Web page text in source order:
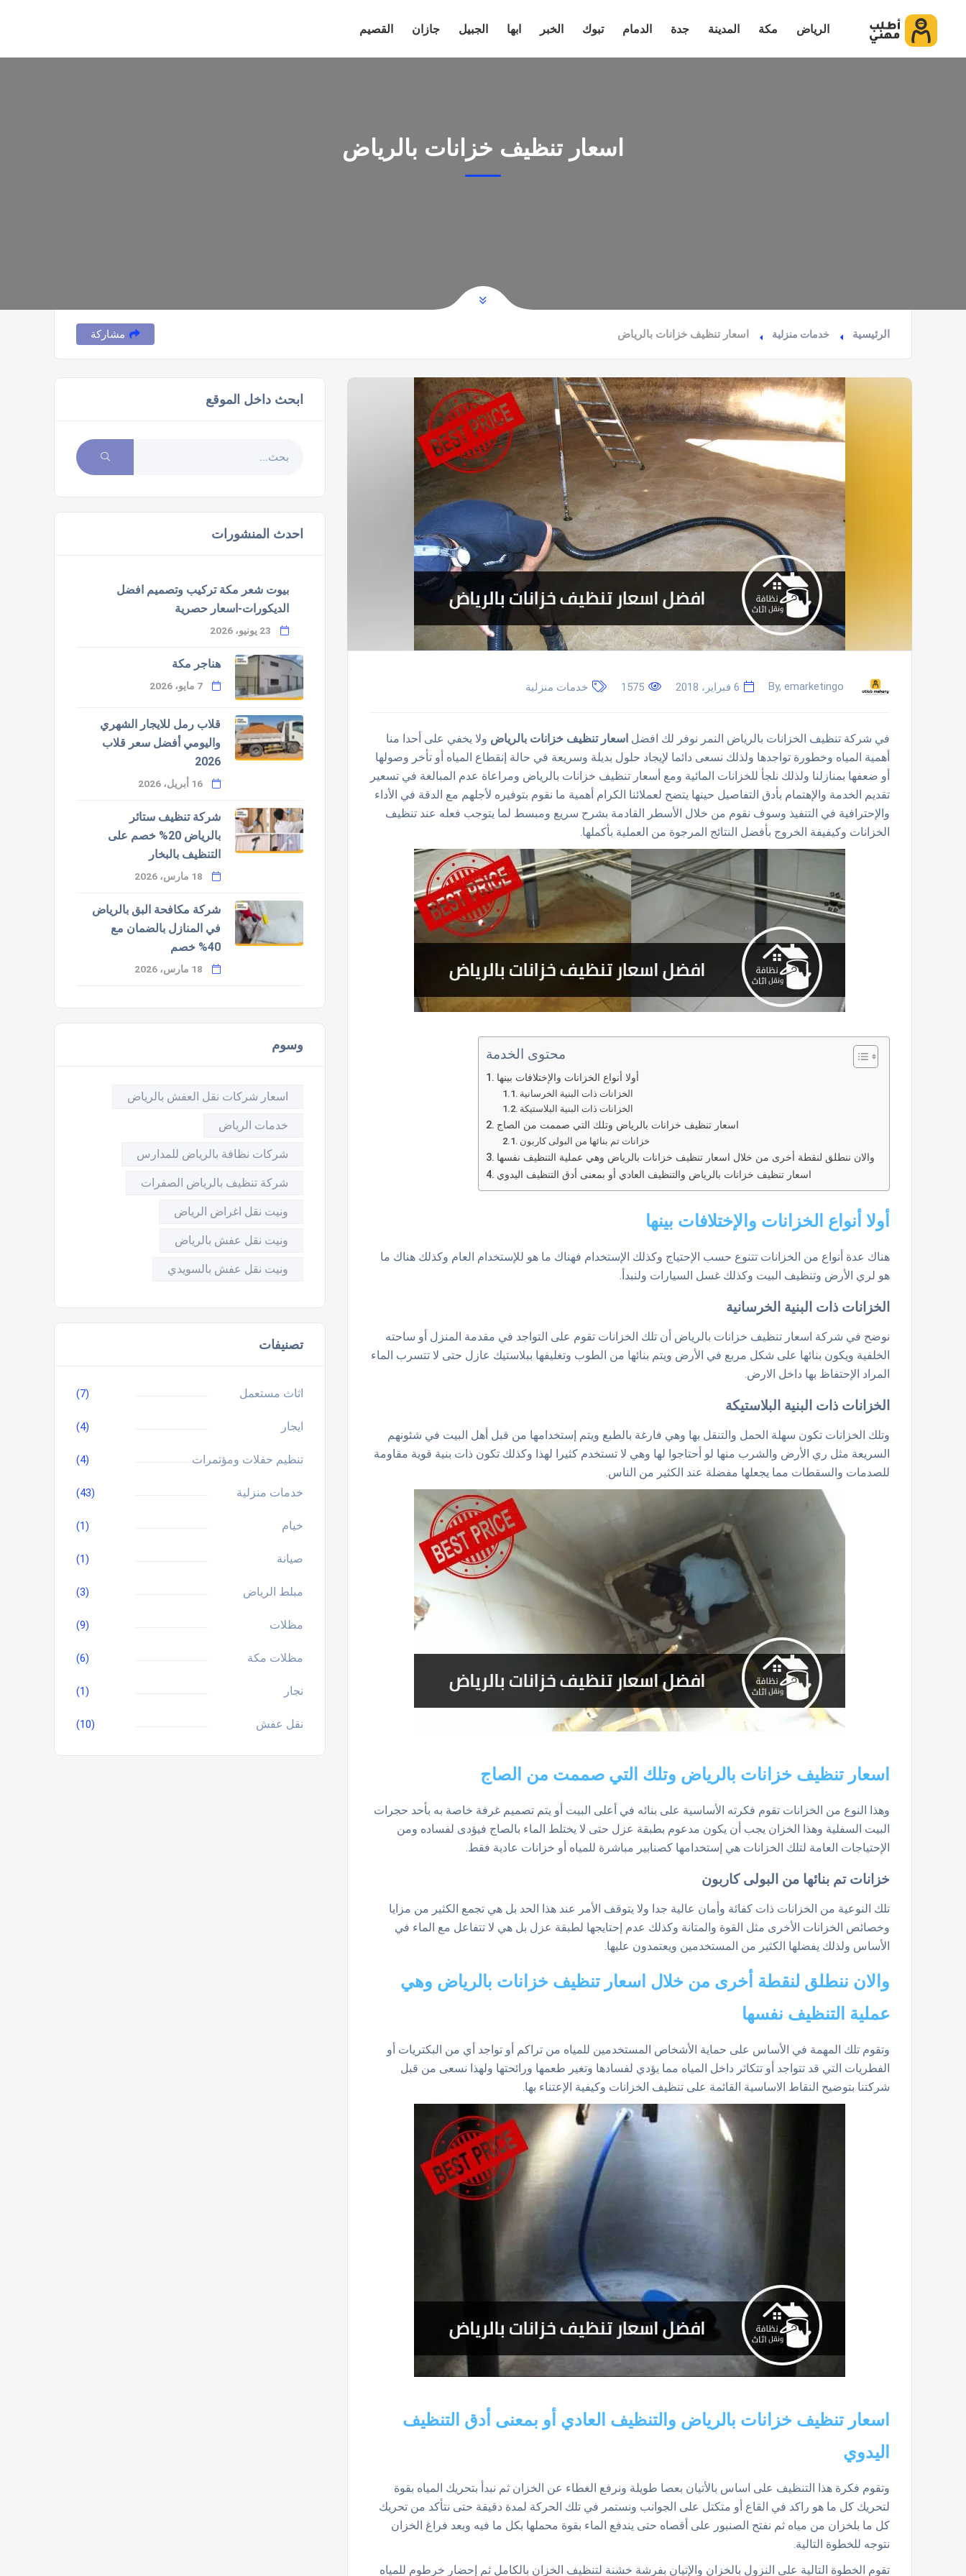
الرياض مكة المدينة جدة الدمام تبوك الخبر ابها الجبيل جازان القصيم
اسعار تنظيف خزانات بالرياض
الرئيسية خدمات منزلية اسعار تنظيف خزانات بالرياض مشاركة
By, emarketingo 6 فبراير، 2018 1575 خدمات منزلية
في شركة تنظيف الخزانات بالرياض النمر نوفر لك افضل اسعار تنظيف خزانات بالرياض ولا يخفي على أحدا منا
أهمية المياه وخطورة تواجدها ولذلك نسعى دائما لإيجاد حلول بديلة وسريعة في حالة إنقطاع المياه أو تأخر وصولها
أو ضعفها بمنازلنا ولذلك نلجأ للخزانات المائية ومع أسعار تنظيف خزانات بالرياض ومراعاة عدم المبالغة في تسعير
تقديم الخدمة والإهتمام بأدق التفاصيل حينها يتضح لعملائنا الكرام أهمية ما نقوم بتوفيره لأجلهم مع الدقة في الأداء
والإحترافية في التنفيذ وسوف نقوم من خلال الأسطر القادمة بشرح سريع ومبسط لما يتوجب فعله عند تنظيف
الخزانات وكيفيفة الخروج بأفضل النتائج المرجوة من العملية بأكملها.
محتوى الخدمة
أولا أنواع الخزانات والإختلافات بينها
الخزانات ذات البنية الخرسانية
الخزانات ذات البنية البلاستيكة
اسعار تنظيف خزانات بالرياض وتلك التي صممت من الصاج
خزانات تم بنائها من البولى كاربون
والان ننطلق لنقطة أخرى من خلال اسعار تنظيف خزانات بالرياض وهي عملية التنظيف نفسها
اسعار تنظيف خزانات بالرياض والتنظيف العادي أو بمعنى أدق التنظيف اليدوي
أولا أنواع الخزانات والإختلافات بينها
هناك عدة أنواع من الخزانات تتنوع حسب الإحتياج وكذلك الإستخدام فهناك ما هو للإستخدام العام وكذلك هناك ما
هو لري الأرض وتنظيف البيت وكذلك غسل السيارات ولنبدأ.
الخزانات ذات البنية الخرسانية
نوضح في شركة اسعار تنظيف خزانات بالرياض أن تلك الخزانات تقوم على التواجد في مقدمة المنزل أو ساحته
الخلفية ويكون بنائها على شكل مربع في الأرض ويتم بنائها من الطوب وتغليفها ببلاستيك عازل حتى لا تتسرب الماء
المراد الإحتفاظ بها داخل الارض.
الخزانات ذات البنية البلاستيكة
وتلك الخزانات تكون سهلة الحمل والتنقل بها وهي فارغة بالطبع ويتم إستخدامها من قبل أهل البيت في شئونهم
السريعة مثل ري الأرض والشرب منها لو أحتاجوا لها وهي لا تستخدم كثيرا لهذا وكذلك تكون ذات بنية قوية مقاومة
للصدمات والسقطات مما يجعلها مفضلة عند الكثير من الناس.
اسعار تنظيف خزانات بالرياض وتلك التي صممت من الصاج
وهذا النوع من الخزانات تقوم فكرته الأساسية على بنائه في أعلى البيت أو يتم تصميم غرفة خاصة به بأحد حجرات
البيت السفلية وهذا الخزان يجب أن يكون مدعوم بطبقة عزل حتى لا يختلط الماء بالصاج فيؤدى لفساده ومن
الإحتياجات العامة لتلك الخزانات هي إستخدامها كصنابير مباشرة للمياه أو خزانات عادية فقط.
خزانات تم بنائها من البولى كاربون
تلك النوعية من الخزانات ذات كفائة وأمان عالية جدا ولا يتوقف الأمر عند هذا الحد بل هي تجمع الكثير من مزايا
وخصائص الخزانات الأخرى مثل القوة والمتانة وكذلك عدم إحتايجها لطبقة عزل بل هي لا تتفاعل مع الماء في
الأساس ولذلك يفضلها الكثير من المستخدمين ويعتمدون عليها.
والان ننطلق لنقطة أخرى من خلال اسعار تنظيف خزانات بالرياض وهي
عملية التنظيف نفسها
وتقوم تلك المهمة في الأساس على حماية الأشخاص المستخدمين للمياه من تراكم أو تواجد أي من البكتريات أو
الفطريات التي قد تتواجد أو تتكاثر داخل المياه مما يؤدي لفسادها وتغير طعمها ورائحتها ولهذا نسعى من قبل
شركتنا بتوضيح النقاط الاساسية القائمة على تنظيف الخزانات وكيفية الإعتناء بها.
اسعار تنظيف خزانات بالرياض والتنظيف العادي أو بمعنى أدق التنظيف
اليدوي
وتقوم فكرة هذا التنظيف على اساس بالأتيان بعصا طويلة ونرفع الغطاء عن الخزان ثم نبدأ بتحريك المياه بقوة
لتحريك كل ما هو راكد في القاع أو متكتل على الجوانب ونستمر في تلك الحركة لمدة دقيقة حتى نتأكد من تحريك
كل ما بلخزان من مياه ثم نفتح الصنبور على أقصاه حتى يندفع الماء بقوة محملها بكل ما فيه وبعد فراغ الخزان
نتوجه للخطوة التالية.
تقوم الخطوة التالية على النزول بالخزان والإتيان بفرشة خشنة لتنظيف الخزان بالكامل ثم إحضار خرطوم للمياه
ابحث داخل الموقع
احدث المنشورات
بيوت شعر مكة تركيب وتصميم افضل
الديكورات-اسعار حصرية
هناجر مكة
قلاب رمل للايجار الشهري
واليومي أفضل سعر قلاب
2026
شركة تنظيف ستائر
بالرياض 20% خصم على
التنظيف بالبخار
شركة مكافحة البق بالرياض
في المنازل بالضمان مع
40% خصم
وسوم
اسعار شركات نقل العفش بالرياض
خدمات الرياض
شركات نظافة بالرياض للمدارس
شركة تنظيف بالرياض الصفرات
ونيت نقل اغراض الرياض
ونيت نقل عفش بالرياض
ونيت نقل عفش بالسويدي
تصنيفات
اثاث مستعمل (7)
ايجار (4)
تنظيم حفلات ومؤتمرات (4)
خدمات منزلية (43)
خيام (1)
صيانة (1)
مبلط الرياض (3)
مظلات (9)
مظلات مكة (6)
نجار (1)
نقل عفش (10)